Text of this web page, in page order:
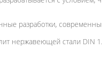
разработки,
нержавеющей стали DIN